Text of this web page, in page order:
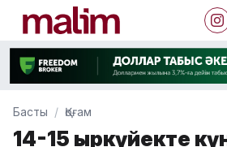
Басты Қоғам
14-15 қыркүйекте